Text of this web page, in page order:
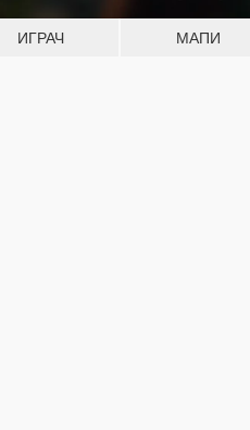
ИГРАЧ МАПИ